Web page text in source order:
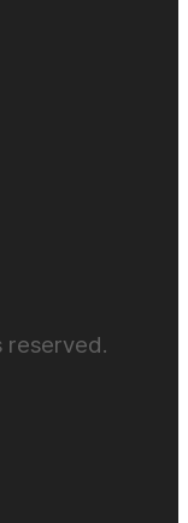
reserved.